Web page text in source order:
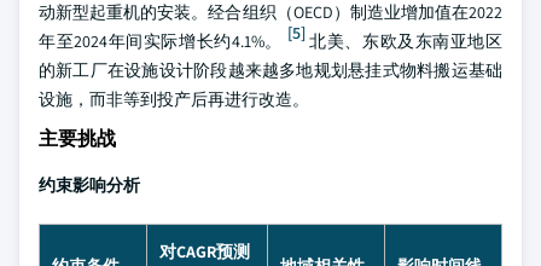
动新型起重机的安装。经合组织（OECD）制造业增加值在2022
年至2024年间实际增长约4.1%。
[5]北美、东欧及东南亚地区
的新工厂在设施设计阶段越来越多地规划悬挂式物料搬运基础
设施，而非等到投产后再进行改造。
主要挑战
约束影响分析
对CAGR预测